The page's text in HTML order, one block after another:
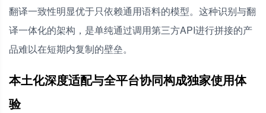
翻译一致性明显优于只依赖通用语料的模型。这种识别与翻
译一体化的架构，是单纯通过调用第三方API进行拼接的产
品难以在短期内复制的壁垒。
本土化深度适配与全平台协同构成独家使用体
验